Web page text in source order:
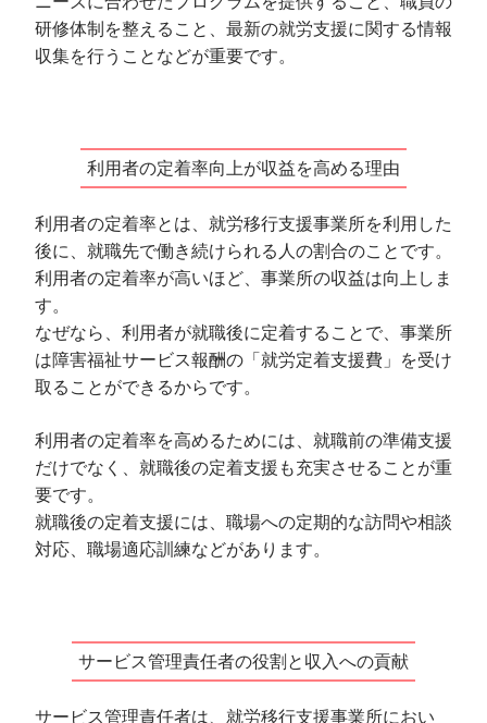
研修体制を整えること、最新の就労支援に関する情報
収集を行うことなどが重要です。
利用者の定着率向上が収益を高める理由
利用者の定着率とは、就労移行支援事業所を利用した
後に、就職先で働き続けられる人の割合のことです。
利用者の定着率が高いほど、事業所の収益は向上しま
す。
なぜなら、利用者が就職後に定着することで、事業所
は障害福祉サービス報酬の「就労定着支援費」を受け
取ることができるからです。
利用者の定着率を高めるためには、就職前の準備支援
だけでなく、就職後の定着支援も充実させることが重
要です。
就職後の定着支援には、職場への定期的な訪問や相談
対応、職場適応訓練などがあります。
サービス管理責任者の役割と収入への貢献
サービス管理責任者は、就労移行支援事業所におい